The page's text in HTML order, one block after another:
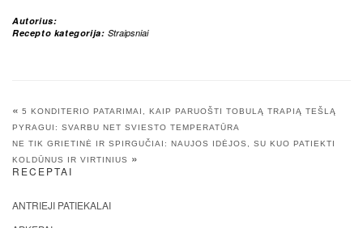
Autorius:
Recepto kategorija: Straipsniai
« 5 KONDITERIO PATARIMAI, KAIP PARUOŠTI TOBULĄ TRAPIĄ TEŠLĄ
PYRAGUI: SVARBU NET SVIESTO TEMPERATŪRA
NE TIK GRIETINĖ IR SPIRGUČIAI: NAUJOS IDĖJOS, SU KUO PATIEKTI
KOLDŪNUS IR VIRTINIUS
»
RECEPTAI
ANTRIEJI PATIEKALAI